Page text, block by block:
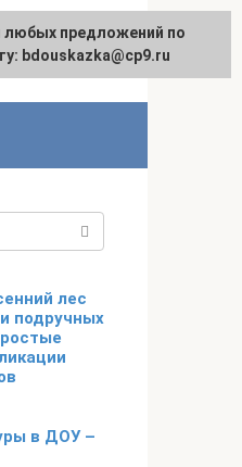
лес
подручных
в ДОУ –
любых предложений по
bdouskazka@cp9.ru